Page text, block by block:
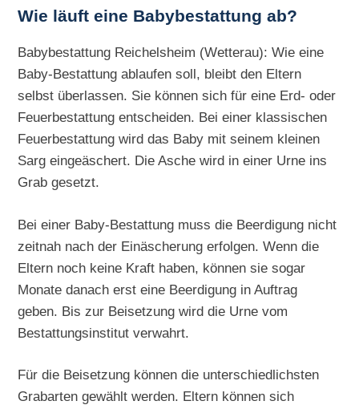
Wie läuft eine Babybestattung ab?
Babybestattung Reichelsheim (Wetterau): Wie eine
Baby-Bestattung ablaufen soll, bleibt den Eltern
selbst überlassen. Sie können sich für eine Erd- oder
Feuerbestattung entscheiden. Bei einer klassischen
Feuerbestattung wird das Baby mit seinem kleinen
Sarg eingeäschert. Die Asche wird in einer Urne ins
Grab gesetzt.
Bei einer Baby-Bestattung muss die Beerdigung nicht
zeitnah nach der Einäscherung erfolgen. Wenn die
Eltern noch keine Kraft haben, können sie sogar
Monate danach erst eine Beerdigung in Auftrag
geben. Bis zur Beisetzung wird die Urne vom
Bestattungsinstitut verwahrt.
Für die Beisetzung können die unterschiedlichsten
Grabarten gewählt werden. Eltern können sich